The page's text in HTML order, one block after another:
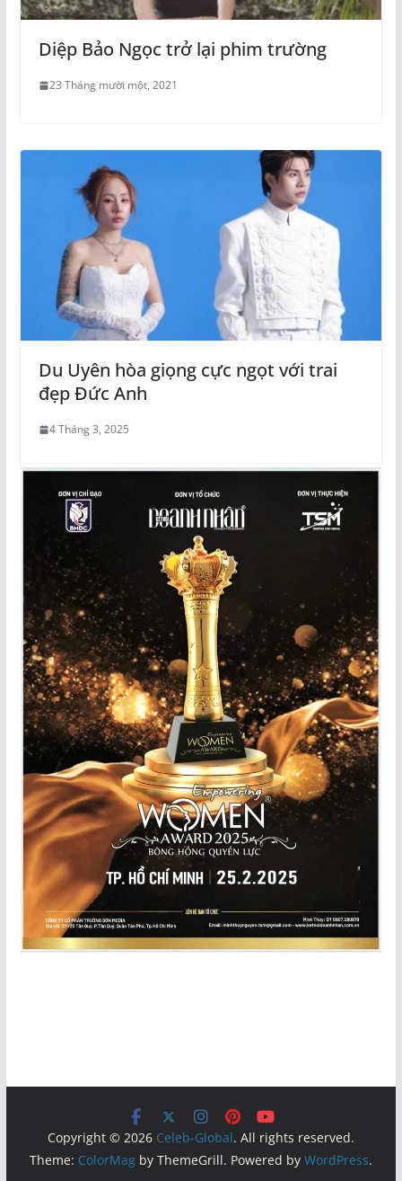
Diệp Bảo Ngọc trở lại phim trường
23 Tháng mười một, 2021
Du Uyên hòa giọng cực ngọt với trai
đẹp Đức Anh
4 Tháng 3, 2025
Copyright © 2026 Celeb-Global. All rights reserved.
Theme: ColorMagby ThemeGrill. Powered by WordPress.